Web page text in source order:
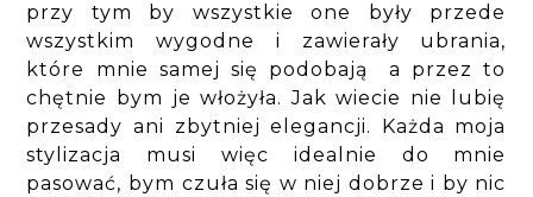
przy tym by wszystkie one były przede
wszystkim wygodne i zawierały ubrania,
które mnie samej się podobają a przez to
chętnie bym je włożyła. Jak wiecie nie lubię
przesady ani zbytniej elegancji. Każda moja
stylizacja musi więc idealnie do mnie
pasować, bym czuła się w niej dobrze i by nic